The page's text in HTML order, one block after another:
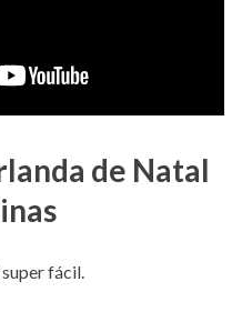
de Natal
fácil.